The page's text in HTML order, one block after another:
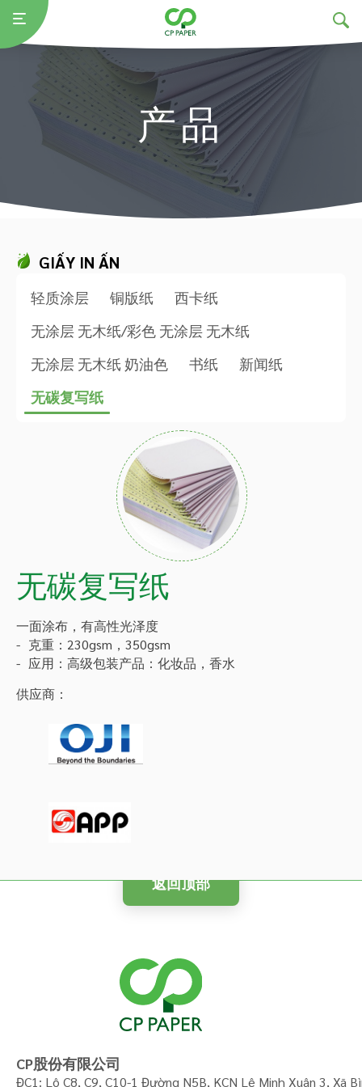
产品
GIẤY IN ẤN
轻质涂层 铜版纸
西卡纸
无涂层 无木纸/彩色 无涂层 无木纸
无涂层 无木纸 奶油色
书纸
新闻纸
无碳复写纸
无碳复写纸
一面涂布，有高性光泽度
克重：230gsm，350gsm
应用：高级包装产品：化妆品，香水
供应商：
返回顶部
CP股份有限公司
ĐC1: Lô C8, C9, C10-1 Đường N5B, KCN Lê Minh Xuân 3, Xã